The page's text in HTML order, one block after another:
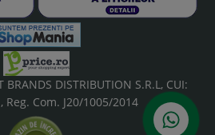
Scrie-ne
DISTRIBUTION S.R.L, CUI:
Reg. Com. J20/1005/2014